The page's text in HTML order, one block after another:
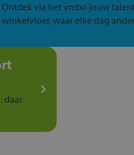
Ontdek via het vmbo jouw
winkelvloer, waar elke dag
daar